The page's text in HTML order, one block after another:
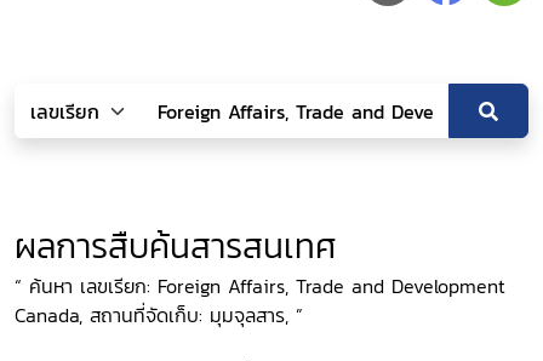
ผลการสืบค้นสารสนเทศ
“ ค้นหา เลขเรียก: Foreign Affairs, Trade and Development
Canada, สถานที่จัดเก็บ: มุมจุลสาร, ”